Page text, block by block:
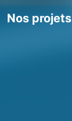
Nos projets